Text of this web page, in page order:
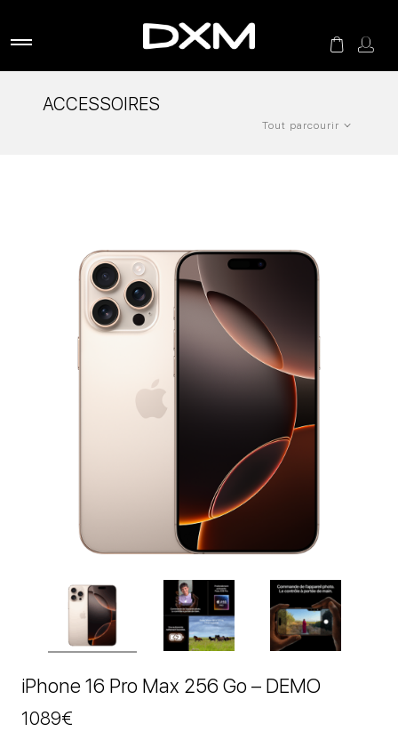
ACCESSOIRES
Tout parcourir
iPhone 16 Pro Max 256 Go – DEMO
1089€